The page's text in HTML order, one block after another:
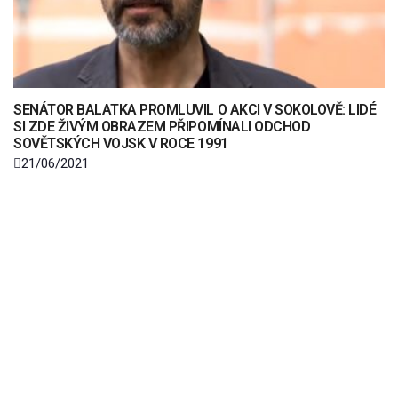
SENÁTOR BALATKA PROMLUVIL O AKCI V SOKOLOVĚ: LIDÉ
SI ZDE ŽIVÝM OBRAZEM PŘIPOMÍNALI ODCHOD
SOVĚTSKÝCH VOJSK V ROCE 1991
21/06/2021